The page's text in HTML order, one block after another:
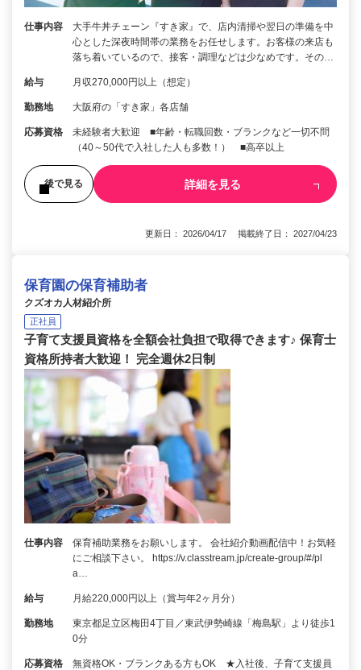
仕事内容
大手牛丼チェーン『すき家』で、店内清掃や翌日の準備を中
心とした深夜時間帯の業務をお任せします。お客様の来店も
落ち着いているので、接客・調理などは少なめです。その…
給与 月収270,000円以上（想定）
勤務地 大阪府の「すき家」各店舗
応募資格
未経験者大歓迎 ■年齢・転職回数・ブランクなど一切不問
（40～50代で入社した人も多数！） ■高卒以上
後で見る 詳細を見る
更新日： 2026/04/17 掲載終了日： 2027/04/23
保育園の保育補助者
クズオカ人材紹介所
正社員
子育て支援員資格を全額会社負担で取得できます♪ 保育士
資格所持者大歓迎！ 完全週休2日制
仕事内容
保育補助業務をお願いします。 会社紹介動画配信中！お気軽
にご相談下さい。 https://v.classtream.jp/create-group/#/pl
a…
給与 月給220,000円以上（賞与年2ヶ月分）
勤務地
東京都足立区梅田4丁目／東武伊勢崎線「梅島駅」より徒歩1
0分
応募資格
無資格OK・ブランクある方もOK ★入社後、子育て支援員